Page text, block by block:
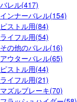
バレル(417)
インナーバレル(154)
ピストル用(84)
ライフル用(54)
その他のバレル(16)
アウターバレル(65)
ピストル用(44)
ライフル用(21)
マズルブレーキ(70)